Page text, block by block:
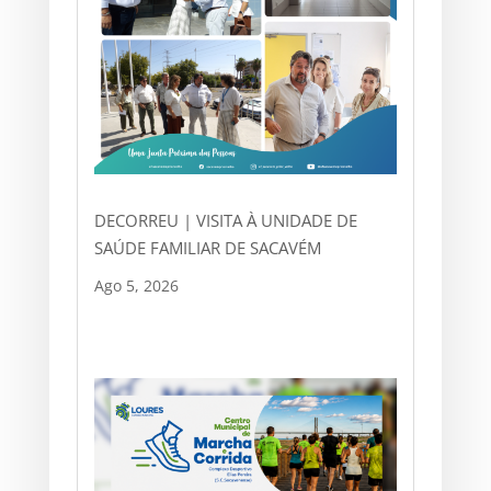
DECORREU | VISITA À UNIDADE DE
SAÚDE FAMILIAR DE SACAVÉM
Ago 5, 2026